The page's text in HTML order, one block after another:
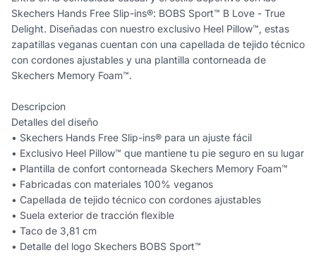
Skechers Hands Free Slip-ins®: BOBS Sport™ B Love - True
Delight. Diseñadas con nuestro exclusivo Heel Pillow™, estas
zapatillas veganas cuentan con una capellada de tejido técnico
con cordones ajustables y una plantilla contorneada de
Skechers Memory Foam™.
Descripcion
Detalles del diseño
• Skechers Hands Free Slip-ins® para un ajuste fácil
• Exclusivo Heel Pillow™ que mantiene tu pie seguro en su lugar
• Plantilla de confort contorneada Skechers Memory Foam™
• Fabricadas con materiales 100% veganos
• Capellada de tejido técnico con cordones ajustables
• Suela exterior de tracción flexible
• Taco de 3,81 cm
• Detalle del logo Skechers BOBS Sport™